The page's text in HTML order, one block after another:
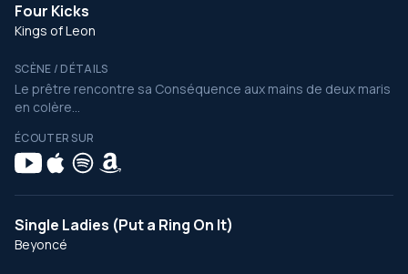
Four Kicks
Kings of Leon
SCÈNE / DÉTAILS
Le prêtre rencontre sa Conséquence aux mains de deux maris
en colère...
ÉCOUTER SUR
Single Ladies (Put a Ring On It)
Beyoncé